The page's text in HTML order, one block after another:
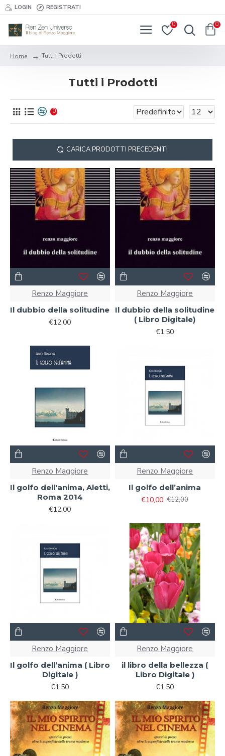
LOGIN REGISTRATI
0 0
Home Tutti i Prodotti
Tutti i Prodotti
0
CARICA PRODOTTI PRECEDENTI
Renzo Maggiore
Il dubbio della solitudine
€12,00
Renzo Maggiore
Il dubbio della solitudine
( Libro Digitale)
€1,50
Renzo Maggiore
Il golfo dell'anima, Aletti,
Roma 2014
€12,00
Renzo Maggiore
Il golfo dell’anima
€10,00 €12,00
Renzo Maggiore
Il golfo dell’anima ( Libro
Digitale )
€1,50
Renzo Maggiore
il libro della bellezza (
Libro Digitale )
€1,50